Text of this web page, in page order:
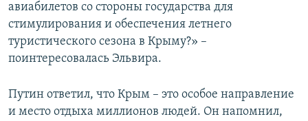
авиабилетов со стороны государства для
стимулирования и обеспечения летнего
туристического сезона в Крыму?» –
поинтересовалась Эльвира.
Путин ответил, что Крым – это особое направление
и место отдыха миллионов людей. Он напомнил,